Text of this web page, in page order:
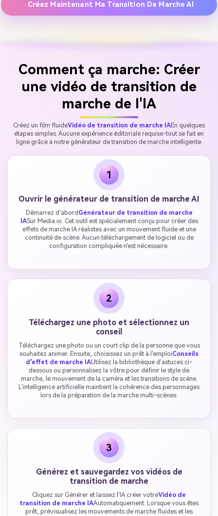
Créez Maintenant Ma Transition De Marche AI
Comment ça marche: Créer
une vidéo de transition de
marche de l'IA
Créez un film fluideVidéo de transition de marche IAEn quelques
étapes simples. Aucune expérience éditoriale requise-tout se fait en
ligne grâce à notre générateur de transition de marche intelligente.
1
Ouvrir le générateur de transition de marche AI
Démarrez d'abord Générateur de transition de marche
IASur Media.io. Cet outil est spécialement conçu pour créer des
effets de marche IA réalistes avec un mouvement fluide et une
continuité de scène. Aucun téléchargement de logiciel ou de
configuration compliquée n'est nécessaire.
2
Téléchargez une photo et sélectionnez un
conseil
Téléchargez une photo ou un court clip de la personne que vous
souhaitez animer. Ensuite, choisissez un prêt à l'emploiConseils
d'effet de marche IAUtilisez la bibliothèque d'astuces ci-
dessous ou personnalisez la vôtre pour définir le style de
marche, le mouvement de la caméra et les transitions de scène.
L'intelligence artificielle maintient la cohérence des personnages
lors de la préparation de la marche multi-scènes.
3
Générez et sauvegardez vos vidéos de
transition de marche
Cliquez sur Générer et laissez l'IA créer votreVidéo de
transition de marche IAAutomatiquement. Lorsque vous êtes
prêt, prévisualisez les mouvements de marche fluides et les